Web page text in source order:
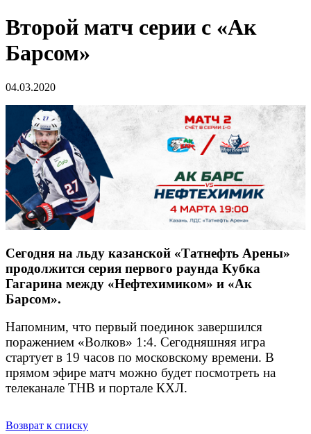
Второй матч серии с «Ак
Барсом»
04.03.2020
Сегодня на льду казанской «Татнефть Арены»
продолжится серия первого раунда Кубка
Гагарина между «Нефтехимиком» и «Ак
Барсом».
Напомним, что первый поединок завершился
поражением «Волков» 1:4. Сегодняшняя игра
стартует в 19 часов по московскому времени. В
прямом эфире матч можно будет посмотреть на
телеканале ТНВ и портале КХЛ.
Возврат к списку